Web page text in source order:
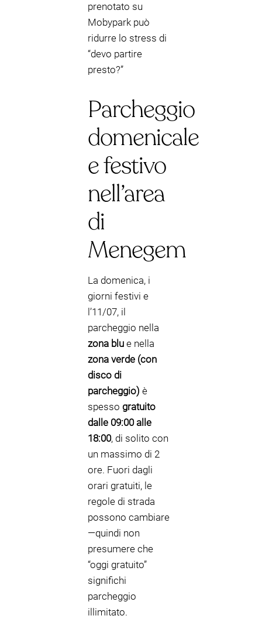
prenotato su
Mobypark può
ridurre lo stress di
“devo partire
presto?”
Parcheggio
domenicale
e festivo
nell’area
di
Menegem
La domenica, i
giorni festivi e
l’11/07, il
parcheggio nella
zona blu e nella
zona verde (con
disco di
parcheggio) è
spesso gratuito
dalle 09:00 alle
18:00, di solito con
un massimo di 2
ore. Fuori dagli
orari gratuiti, le
regole di strada
possono cambiare
—quindi non
presumere che
“oggi gratuito”
significhi
parcheggio
illimitato.